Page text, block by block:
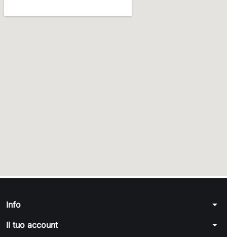
Info arrow_drop_down
Il tuo account arrow_drop_down